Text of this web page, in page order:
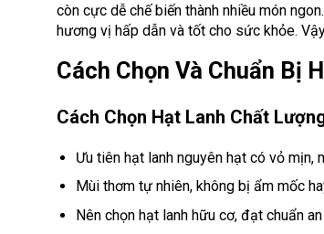
còn cực dễ chế biến thành nhiều món
hương vị hấp dẫn và tốt cho sức khỏe.
Cách Chọn Và Chuẩn Bị
Cách Chọn Hạt Lanh Chất
Ưu tiên hạt lanh nguyên hạt có vỏ mịn,
Mùi thơm tự nhiên, không bị ẩm mốc
Nên chọn hạt lanh hữu cơ, đạt chuẩn